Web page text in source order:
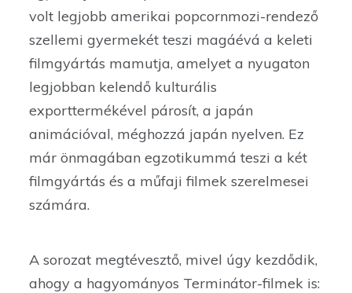
volt legjobb amerikai popcornmozi-rendező
szellemi gyermekét teszi magáévá a keleti
filmgyártás mamutja, amelyet a nyugaton
legjobban kelendő kulturális
exporttermékével párosít, a japán
animációval, méghozzá japán nyelven. Ez
már önmagában egzotikummá teszi a két
filmgyártás és a műfaji filmek szerelmesei
számára.
A sorozat megtévesztő, mivel úgy kezdődik,
ahogy a hagyományos Terminátor-filmek is: